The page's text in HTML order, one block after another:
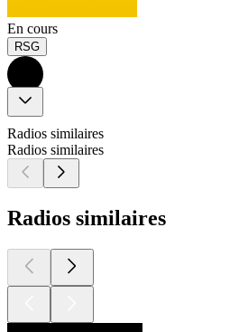
En cours
RSG
Radios similaires
Radios similaires
Radios similaires